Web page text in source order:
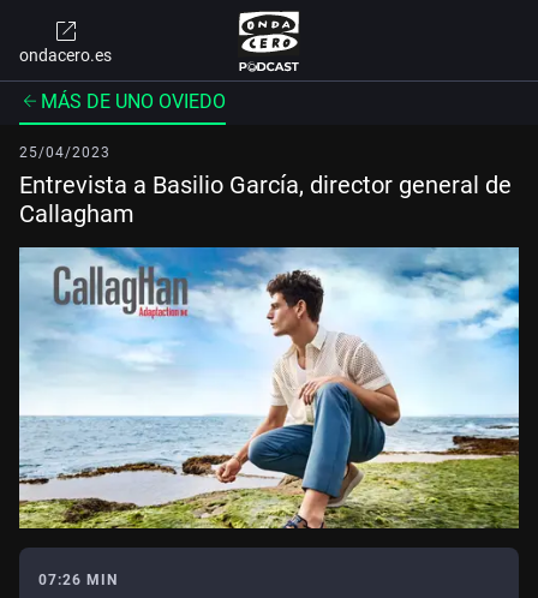
ondacero.es
MÁS DE UNO OVIEDO
25/04/2023
Entrevista a Basilio García, director general de
Callagham
07:26 MIN